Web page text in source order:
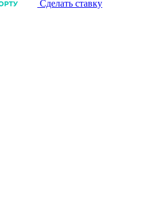
Сделать ставку